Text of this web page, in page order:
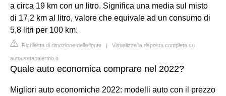
a circa 19 km con un litro. Significa una media sul misto
di 17,2 km al litro, valore che equivale ad un consumo di
5,8 litri per 100 km.
Richiesta di rimozione della fonte | Visualizza la risposta completa su
autousatapalermo.it
Quale auto economica comprare nel 2022?
Migliori auto economiche 2022: modelli auto con il prezzo